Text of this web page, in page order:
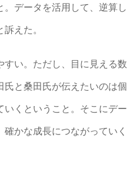
データを活用して、逆算し
えた。
い。ただし、目に見える数
と桑田氏が伝えたいのは個
くということ。そこにデー
かな成長につながっていく